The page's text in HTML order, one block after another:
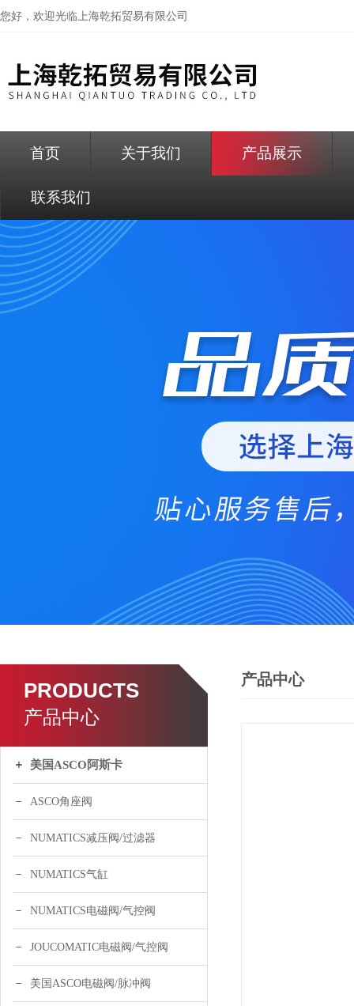
您好，欢迎光临上海乾拓贸易有限公司
首页 关于我们 产品展示
联系我们
PRODUCTS
产品中心
美国ASCO阿斯卡
ASCO角座阀
NUMATICS减压阀/过滤器
NUMATICS气缸
NUMATICS电磁阀/气控阀
JOUCOMATIC电磁阀/气控阀
美国ASCO电磁阀/脉冲阀
产品中心